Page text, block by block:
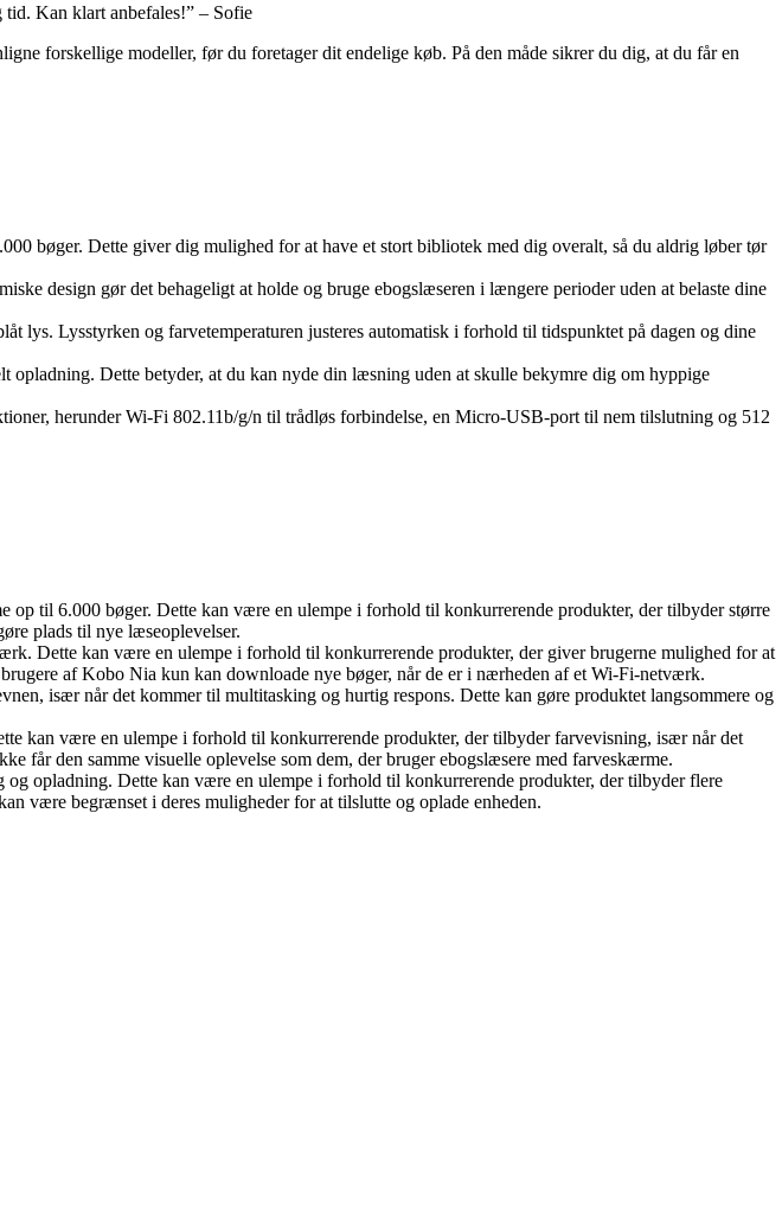
Kan klart anbefales!” – Sofie
forskellige modeller, før du foretager dit endelige køb. På den måde sikrer du dig, at du får en
bøger. Dette giver dig mulighed for at have et stort bibliotek med dig overalt, så du aldrig løber tør
design gør det behageligt at holde og bruge ebogslæseren i længere perioder uden at belaste dine
lys. Lysstyrken og farvetemperaturen justeres automatisk i forhold til tidspunktet på dagen og dine
Dette betyder, at du kan nyde din læsning uden at skulle bekymre dig om hyppige
herunder Wi-Fi 802.11b/g/n til trådløs forbindelse, en Micro-USB-port til nem tilslutning og 512
til 6.000 bøger. Dette kan være en ulempe i forhold til konkurrerende produkter, der tilbyder større
plads til nye læseoplevelser.
Dette kan være en ulempe i forhold til konkurrerende produkter, der giver brugerne mulighed for at
af Kobo Nia kun kan downloade nye bøger, når de er i nærheden af et Wi-Fi-netværk.
især når det kommer til multitasking og hurtig respons. Dette kan gøre produktet langsommere og
kan være en ulempe i forhold til konkurrerende produkter, der tilbyder farvevisning, især når det
får den samme visuelle oplevelse som dem, der bruger ebogslæsere med farveskærme.
opladning. Dette kan være en ulempe i forhold til konkurrerende produkter, der tilbyder flere
være begrænset i deres muligheder for at tilslutte og oplade enheden.